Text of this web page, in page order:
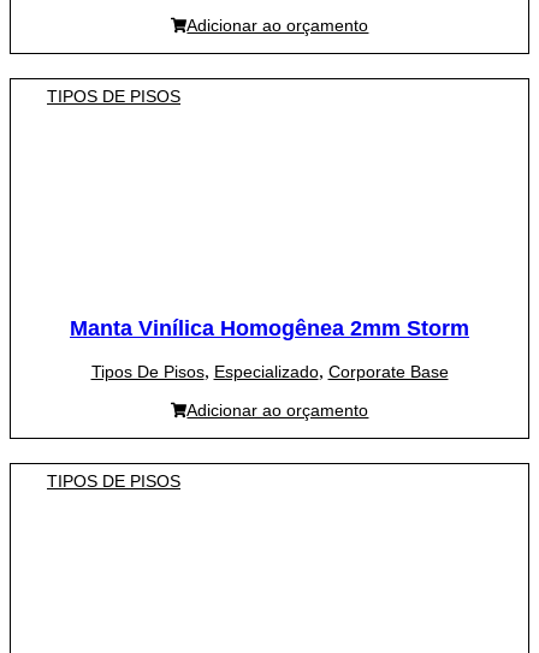
Adicionar ao orçamento
TIPOS DE PISOS
Manta Vinílica Homogênea 2mm Storm
Tipos De Pisos, Especializado, Corporate Base
Adicionar ao orçamento
TIPOS DE PISOS